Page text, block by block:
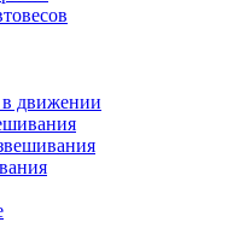
движении